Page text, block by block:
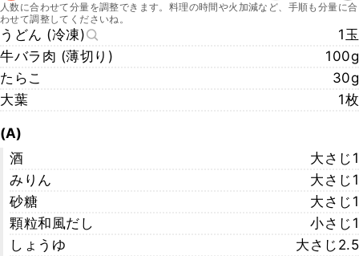
人数に合わせて分量を調整できます。料理の時間や火加減など、手順も分量に合
わせて調整してくださいね。
うどん (冷凍)
1玉
牛バラ肉 (薄切り)
100g
たらこ
30g
大葉
1枚
(A)
酒
大さじ1
みりん
大さじ1
砂糖
大さじ1
顆粒和風だし
小さじ1
しょうゆ
大さじ2.5